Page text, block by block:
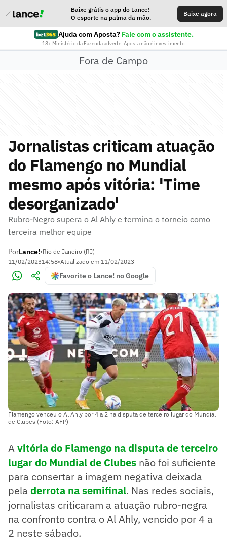
Baixe grátis o app do Lance!
O esporte na palma da mão.
Baixe agora
Ajuda com Aposta? Fale com o assistente.
18+ Ministério da Fazenda adverte: Aposta não é investimento
Fora de Campo
Jornalistas criticam atuação
do Flamengo no Mundial
mesmo após vitória: 'Time
desorganizado'
Rubro-Negro supera o Al Ahly e termina o torneio como
terceira melhor equipe
PorLance!•Rio de Janeiro (RJ)
11/02/202314:58•Atualizado em 11/02/2023
Favorite o Lance! no Google
Flamengo venceu o Al Ahly por 4 a 2 na disputa de terceiro lugar do Mundial
de Clubes (Foto: AFP)
Avitória do Flamengo na disputa de terceiro
lugar do Mundial de Clubes não foi suficiente
para consertar a imagem negativa deixada
pela derrota na semifinal. Nas redes sociais,
jornalistas criticaram a atuação rubro-negra
na confronto contra o Al Ahly, vencido por 4 a
2 neste sábado.